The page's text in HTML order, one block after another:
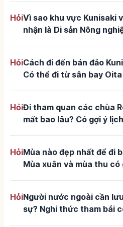
HỏiVì sao khu vực Kunisaki
nhận là Di sản Nông
HỏiCách đi đến bán đảo
Có thể đi từ sân bay
HỏiĐi tham quan các chùa
mất bao lâu? Có gợi ý
HỏiMùa nào đẹp nhất để đi
Mùa xuân và mùa thu có
HỏiNgười nước ngoài cần
sự? Nghi thức tham bái